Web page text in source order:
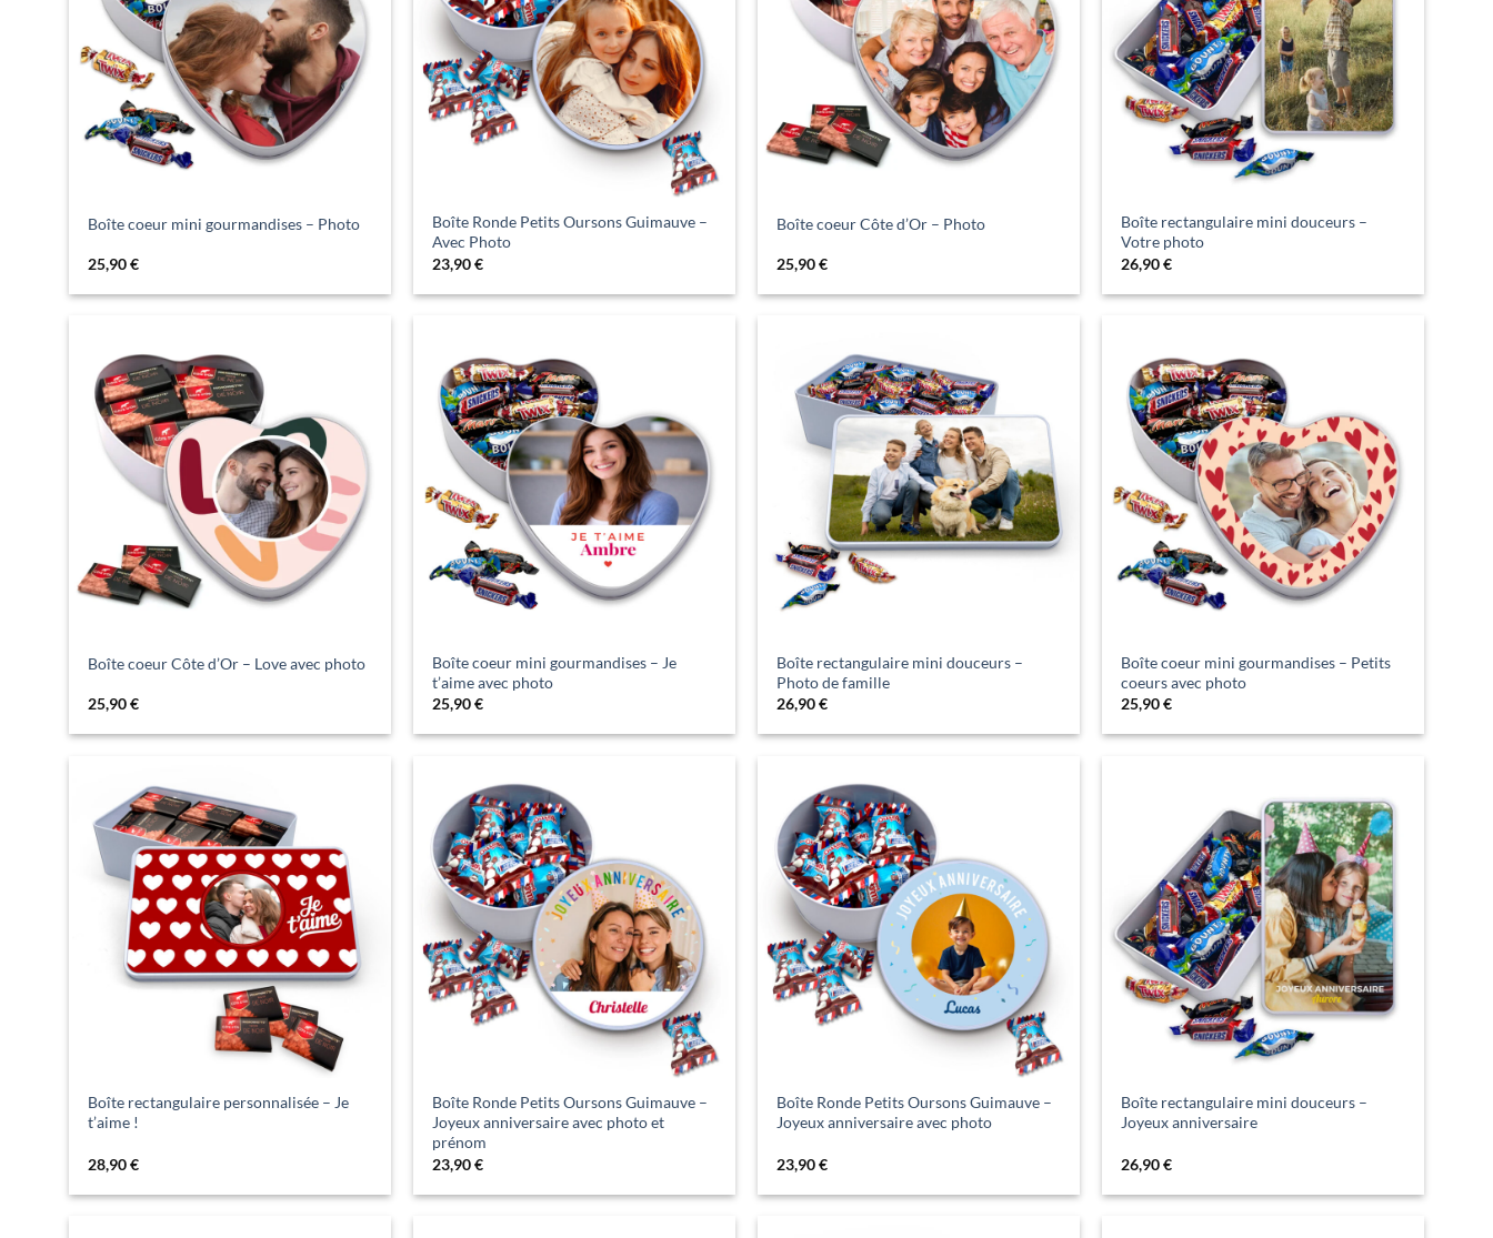
Boîte coeur mini gourmandises – Photo
25,90€
Boîte Ronde Petits Oursons Guimauve –
Avec Photo
23,90€
Boîte coeur Côte d’Or – Photo
25,90€
Boîte rectangulaire mini douceurs –
Votre photo
26,90€
Boîte coeur Côte d’Or – Love avec photo
25,90€
Boîte coeur mini gourmandises – Je
t’aime avec photo
25,90€
Boîte rectangulaire mini douceurs –
Photo de famille
26,90€
Boîte coeur mini gourmandises – Petits
coeurs avec photo
25,90€
Boîte rectangulaire personnalisée – Je
t’aime !
28,90€
Boîte Ronde Petits Oursons Guimauve –
Joyeux anniversaire avec photo et
prénom
23,90€
Boîte Ronde Petits Oursons Guimauve –
Joyeux anniversaire avec photo
23,90€
Boîte rectangulaire mini douceurs –
Joyeux anniversaire
26,90€